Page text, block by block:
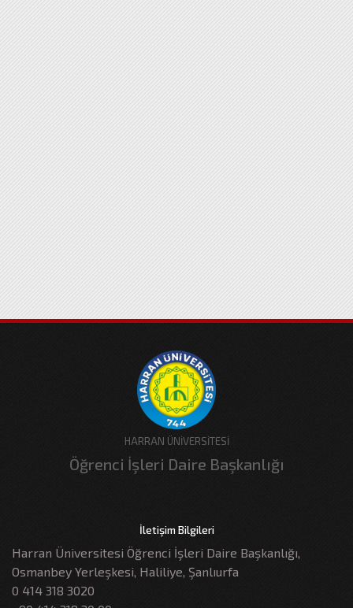
HARRAN ÜNİVERSİTESİ
Öğrenci İşleri Daire Başkanlığı
İletişim Bilgileri
Harran Üniversitesi Öğrenci İşleri Daire Başkanlığı,
Osmanbey Yerleşkesi, Haliliye, Şanlıurfa
0 414 318 3020